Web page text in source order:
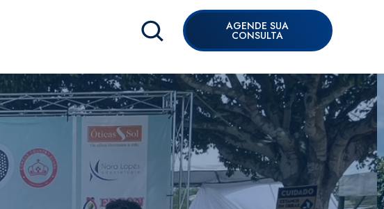
AGENDE SUA
CONSULTA